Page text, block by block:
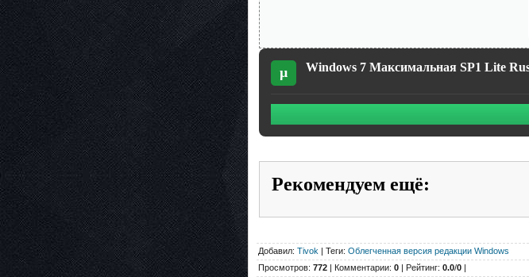
µ Windows 7 Максимальная SP1 Lite
Рекомендуем ещё:
Добавил: Tivok | Теги: Облегченная версия редакции Windows
Просмотров: 772 | Комментарии: 0 | Рейтинг: 0.0/0 |